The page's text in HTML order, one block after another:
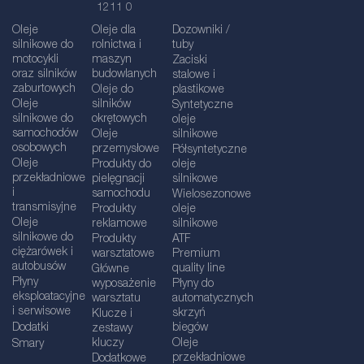
1211 0
Oleje
silnikowe do
motocykli
oraz silników
zaburtowych
Oleje
silnikowe do
samochodów
osobowych
Oleje
przekładniowe
i
transmisyjne
Oleje
silnikowe do
ciężarówek i
autobusów
Płyny
eksploatacyjne
i serwisowe
Dodatki
Smary
Oleje dla
rolnictwa i
maszyn
budowlanych
Oleje do
silników
okrętowych
Oleje
przemysłowe
Produkty do
pielęgnacji
samochodu
Produkty
reklamowe
Produkty
warsztatowe
Główne
wyposażenie
warsztatu
Klucze i
zestawy
kluczy
Dodatkowe
Dozowniki /
tuby
Zaciski
stalowe i
plastikowe
Syntetyczne
oleje
silnikowe
Półsyntetyczne
oleje
silnikowe
Wielosezonowe
oleje
silnikowe
ATF
Premium
quality line
Płyny do
automatycznych
skrzyń
biegów
Oleje
przekładniowe